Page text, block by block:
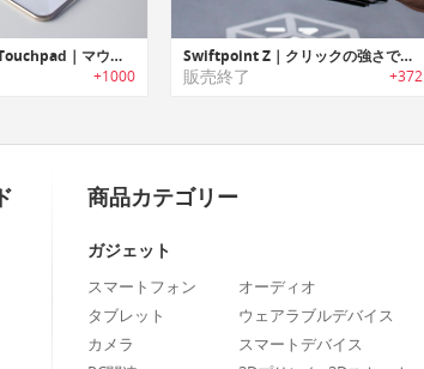
Bastron Glass Touchpad｜マウスコントロールをタッチ操作で行えるMac /Windows対応バックライトLED搭載ガラスタッチパッド
+1000
Swiftpoint Z｜クリックの強さでアタックの強さもコントロール可能なPCゲーム用マウス「スイフトポイントZ」
販売終了 +372
商品カテゴリー
ガジェット
スマートフォン
タブレット
カメラ
オーディオ
ウェアラブルデバイス
スマートデバイス